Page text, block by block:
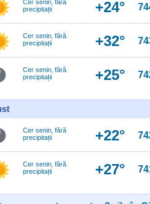
Cer senin, fără
precipitații
+24°
Cer senin, fără
precipitații
+32°
Cer senin, fără
precipitații
+25°
Cer senin, fără
precipitații
+22°
Cer senin, fără
precipitații
+27°